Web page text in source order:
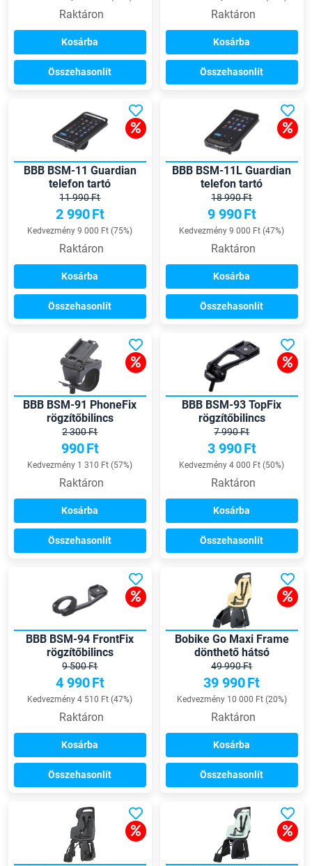
Raktáron
Kosárba
Összehasonlít
Raktáron
Kosárba
Összehasonlít
BBB BSM-11 Guardian
telefon tartó
11 990 Ft
2 990Ft
Kedvezmény 9 000 Ft (75%)
Raktáron
Kosárba
Összehasonlít
BBB BSM-11L Guardian
telefon tartó
18 990 Ft
9 990Ft
Kedvezmény 9 000 Ft (47%)
Raktáron
Kosárba
Összehasonlít
BBB BSM-91 PhoneFix
rögzítőbilincs
Guardianhoz
2 300 Ft
990Ft
Kedvezmény 1 310 Ft (57%)
Raktáron
Kosárba
Összehasonlít
BBB BSM-93 TopFix
rögzítőbilincs
telefontartóhoz
7 990 Ft
3 990Ft
Kedvezmény 4 000 Ft (50%)
Raktáron
Kosárba
Összehasonlít
BBB BSM-94 FrontFix
rögzítőbilincs
telefontartóhoz
9 500 Ft
4 990Ft
Kedvezmény 4 510 Ft (47%)
Raktáron
Kosárba
Összehasonlít
Bobike Go Maxi Frame
dönthető hátsó
gyerekülés
49 990 Ft
39 990Ft
Kedvezmény 10 000 Ft (20%)
Raktáron
Kosárba
Összehasonlít